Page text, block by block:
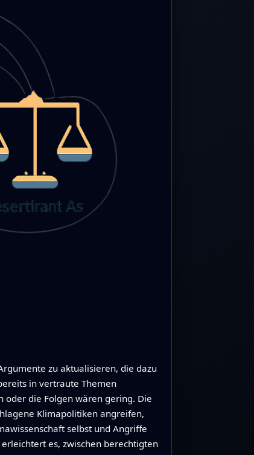
zu aktualisieren, die dazu
in vertraute Themen
die Folgen wären gering. Die
Klimapolitiken angreifen,
selbst und Angriffe
es, zwischen berechtigten